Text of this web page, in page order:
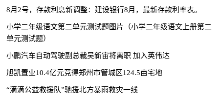
8月2号，存款利息新调整：建设银行8月，最新存款利率表。
小学二年级语文第二单元测试题图片（小学二年级语文上册第二
单元测试题）
小鹏汽车自动驾驶副总裁吴新宙将离职 加入英伟达
旭凯置业10.4亿元竞得郑州市管城区124.5亩宅地
“滴滴公益救援队”驰援北方暴雨救灾一线